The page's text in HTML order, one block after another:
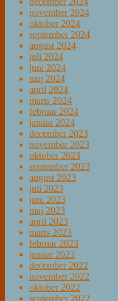
november 2024
oktober 2024
september 2024
august 2024
juli 2024
juni 2024
maj 2024
april 2024
marts 2024
februar 2024
januar 2024
december 2023
november 2023
oktober 2023
september 2023
august 2023
juli 2023
juni 2023
maj 2023
april 2023
marts 2023
februar 2023
januar 2023
december 2022
november 2022
oktober 2022
september 2022